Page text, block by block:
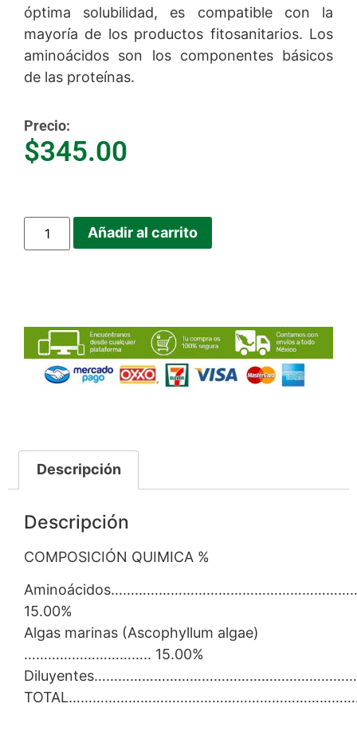
óptima solubilidad, es compatible con la
mayoría de los productos fitosanitarios. Los
aminoácidos son los componentes básicos
de las proteínas.
Precio:
$345.00
Añadir al carrito
Descripción
Descripción
COMPOSICIÓN QUIMICA %
15.00%
Algas marinas (Ascophyllum algae)
………………………….. 15.00%